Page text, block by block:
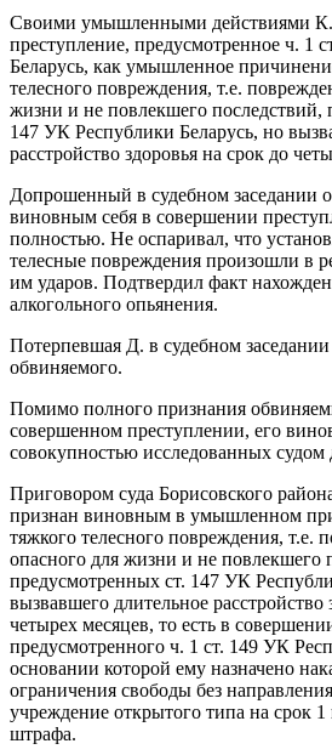
Своими умышленными действиями
преступление, предусмотренное ч. 1
Беларусь, как умышленное
телесного повреждения, т.е.
жизни и не повлекшего последствий,
147 УК Республики Беларусь, но
расстройство здоровья на срок до
Допрошенный в судебном заседании
виновным себя в совершении
полностью. Не оспаривал, что
телесные повреждения произошли в
им ударов. Подтвердил факт
алкогольного опьянения.
Потерпевшая Д. в судебном
обвиняемого.
Помимо полного признания
совершенном преступлении, его
совокупностью исследованных судом
Приговором суда Борисовского
признан виновным в умышленном
тяжкого телесного повреждения, т.е.
опасного для жизни и не повлекшего
предусмотренных ст. 147 УК
вызвавшего длительное расстройство
четырех месяцев, то есть в
предусмотренного ч. 1 ст. 149 УК
основании которой ему назначено
ограничения свободы без
учреждение открытого типа на срок 1
штрафа.